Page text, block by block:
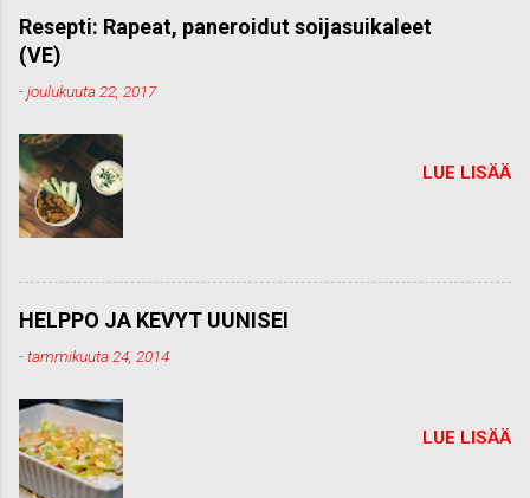
m
e
n
t
Resepti: Rapeat, paneroidut soijasuikaleet
(VE)
-joulukuuta 22, 2017
LUE LISÄÄ
HELPPO JA KEVYT UUNISEI
-tammikuuta 24, 2014
LUE LISÄÄ